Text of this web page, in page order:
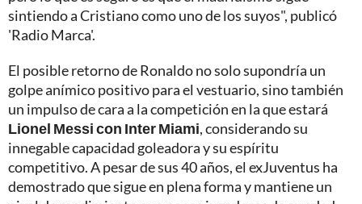
sintiendo a Cristiano como uno de los suyos", publicó
'Radio Marca'.
El posible retorno de Ronaldo no solo supondría un
golpe anímico positivo para el vestuario, sino también
un impulso de cara a la competición en la que estará
Lionel Messi con Inter Miami, considerando su
innegable capacidad goleadora y su espíritu
competitivo. A pesar de sus 40 años, el exJuventus ha
demostrado que sigue en plena forma y mantiene un